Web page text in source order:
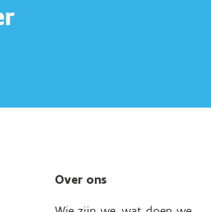
Over ons